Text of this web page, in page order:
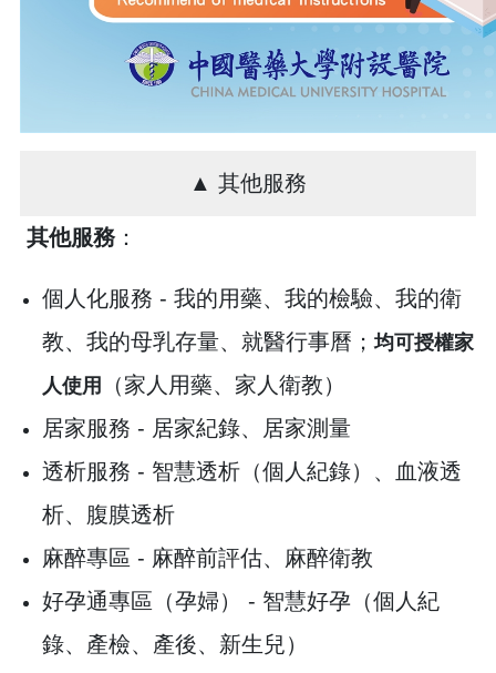
▲ 其他服務
其他服務：
個人化服務 - 我的用藥、我的檢驗、我的衛
教、我的母乳存量、就醫行事曆；均可授權家
人使用
（家人用藥、家人衛教）
居家服務 - 居家紀錄、居家測量
透析服務 - 智慧透析（個人紀錄）、血液透
析、腹膜透析
麻醉專區 - 麻醉前評估、麻醉衛教
好孕通專區（孕婦） - 智慧好孕（個人紀
錄、產檢、產後、新生兒）